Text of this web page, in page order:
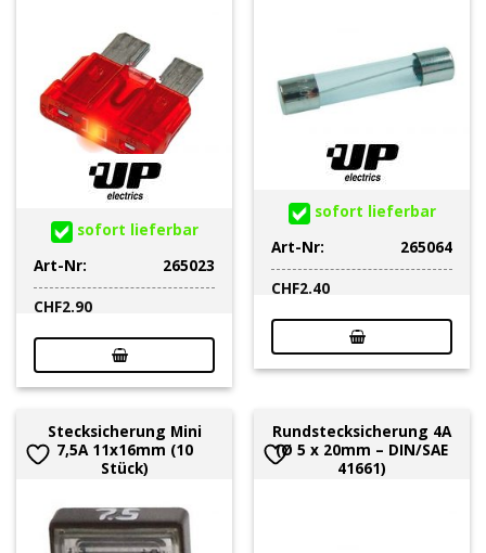
sofort lieferbar
Art-Nr:
265023
CHF2.90
sofort lieferbar
Art-Nr:
265064
CHF2.40
Stecksicherung Mini
7,5A 11x16mm (10
Stück)
Rundstecksicherung 4A
(Ø 5 x 20mm – DIN/SAE
41661)